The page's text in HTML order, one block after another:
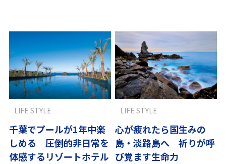
千葉でプールが1年中楽
しめる 圧倒的非日常を
体感するリゾートホテル
LIFE STYLE
心が疲れたら国生みの
島・淡路島へ 祈りが呼
び覚ます生命力
LIFE STYLE